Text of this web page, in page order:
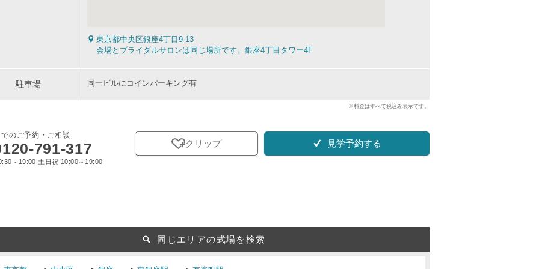
東京都中央区銀座4丁目9-13
会場とブライダルサロンは同じ場所です。銀座4丁目タワー4F
駐車場 同一ビルにコインパーキング有
※料金はすべて税込み表示です。
のご予約・ご相談
791-317
～19:00 土日祝 10:00～19:00
クリップ 見学予約する
同じエリアの式場を検索